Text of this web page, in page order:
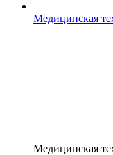
Медицинская
Медицинская